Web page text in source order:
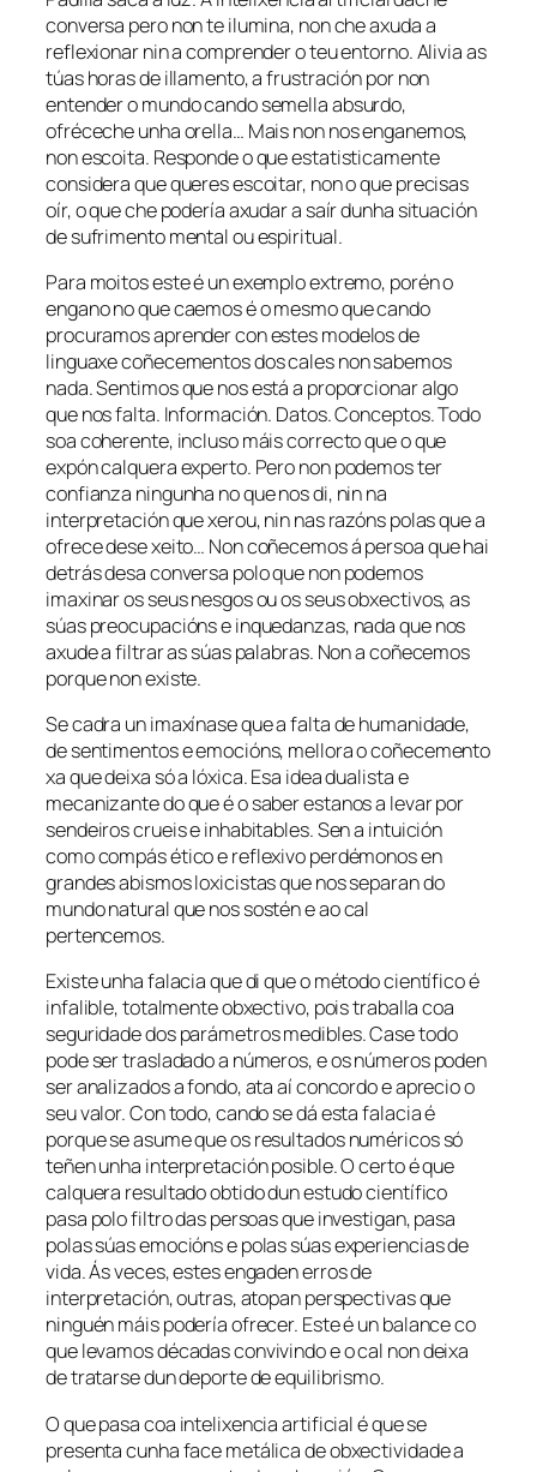
conversa pero non te ilumina, non che axuda a
reflexionar nin a comprender o teu entorno. Alivia as
túas horas de illamento, a frustración por non
entender o mundo cando semella absurdo,
ofréceche unha orella… Mais non nos enganemos,
non escoita. Responde o que estatisticamente
considera que queres escoitar, non o que precisas
oír, o que che podería axudar a saír dunha situación
de sufrimento mental ou espiritual.
Para moitos este é un exemplo extremo, porén o
engano no que caemos é o mesmo que cando
procuramos aprender con estes modelos de
linguaxe coñecementos dos cales non sabemos
nada. Sentimos que nos está a proporcionar algo
que nos falta. Información. Datos. Conceptos. Todo
soa coherente, incluso máis correcto que o que
expón calquera experto. Pero non podemos ter
confianza ningunha no que nos di, nin na
interpretación que xerou, nin nas razóns polas que a
ofrece dese xeito… Non coñecemos á persoa que hai
detrás desa conversa polo que non podemos
imaxinar os seus nesgos ou os seus obxectivos, as
súas preocupacións e inquedanzas, nada que nos
axude a filtrar as súas palabras. Non a coñecemos
porque non existe.
Se cadra un imaxínase que a falta de humanidade,
de sentimentos e emocións, mellora o coñecemento
xa que deixa só a lóxica. Esa idea dualista e
mecanizante do que é o saber estanos a levar por
sendeiros crueis e inhabitables. Sen a intuición
como compás ético e reflexivo perdémonos en
grandes abismos loxicistas que nos separan do
mundo natural que nos sostén e ao cal
pertencemos.
Existe unha falacia que di que o método científico é
infalible, totalmente obxectivo, pois traballa coa
seguridade dos parámetros medibles. Case todo
pode ser trasladado a números, e os números poden
ser analizados a fondo, ata aí concordo e aprecio o
seu valor. Con todo, cando se dá esta falacia é
porque se asume que os resultados numéricos só
teñen unha interpretación posible. O certo é que
calquera resultado obtido dun estudo científico
pasa polo filtro das persoas que investigan, pasa
polas súas emocións e polas súas experiencias de
vida. Ás veces, estes engaden erros de
interpretación, outras, atopan perspectivas que
ninguén máis podería ofrecer. Este é un balance co
que levamos décadas convivindo e o cal non deixa
de tratarse dun deporte de equilibrismo.
O que pasa coa intelixencia artificial é que se
presenta cunha face metálica de obxectividade a